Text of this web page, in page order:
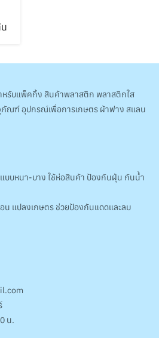
รับแพ็คกิ้ง สินค้าพลาสติก พลาสติกใส
ณฑ์ อุปกรณ์เพื่อการเกษตร ผ้าฟาง สแลน
บบหนา-บาง ใช้ห่อสินค้า ป้องกันฝุ่น กันน้ำ
อน แปลงเกษตร ช่วยป้องกันแดดและลม
น.